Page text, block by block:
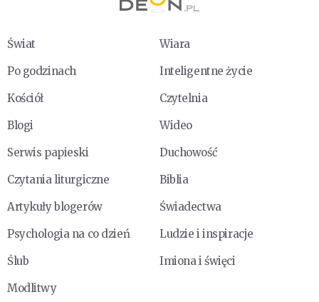
Świat
Wiara
Po godzinach
Inteligentne życie
Kościół
Czytelnia
Blogi
Wideo
Serwis papieski
Duchowość
Czytania liturgiczne
Biblia
Artykuły blogerów
Świadectwa
Psychologia na co dzień
Ludzie i inspiracje
Ślub
Imiona i święci
Modlitwy